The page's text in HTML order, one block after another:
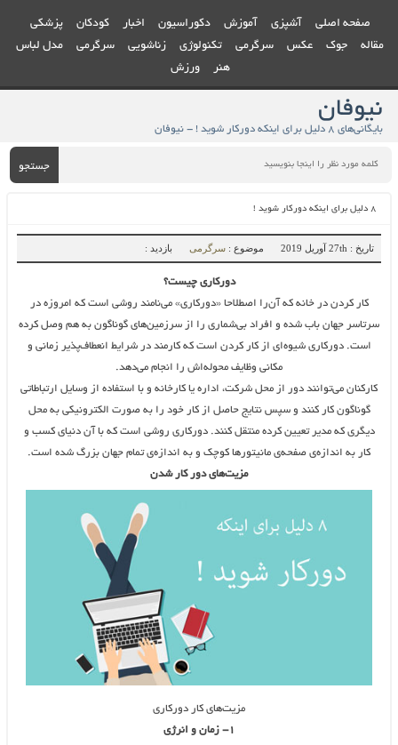
صفحه اصلی آشپزی آموزش دکوراسیون اخبار کودکان
پزشکی
مقاله
جوک عکس سرگرمی تکنولوژی زناشویی سرگرمی
مدل لباس
هنر
ورزش
نیوفان
بایگانی‌های 8 دلیل برای اینکه دورکار شوید ! - نیوفان
جستجو
۸ دلیل برای اینکه دورکار شوید !
تاریخ : 27th آوریل 2019 موضوع : سرگرمی بازدید :
دورکاری چیست؟
کار کردن در خانه که آن‌را اصطلاحا «دورکاری» می‌نامند روشی است که امروزه در
سرتاسر جهان باب شده و افراد بی‌شماری را از سرزمین‌های گوناگون به هم وصل کرده
است. دورکاری شیوه‌ای از کار کردن است که کارمند در شرایط انعطاف‌پذیر زمانی و
مکانی وظایف محوله‌اش را انجام می‌دهد.
کارکنان می‌توانند دور از محل شرکت، اداره یا کارخانه و با استفاده از وسایل ارتباطاتی
گوناگون کار کنند و سپس نتایج حاصل از کار خود را به صورت الکترونیکی به محل
دیگری که مدیر تعیین کرده منتقل کنند. دورکاری روشی است که با آن دنیای کسب و
کار به اندازه‌ی صفحه‌ی مانیتورها کوچک و به اندازه‌ی تمام جهان بزرگ شده است.
مزیت‌های دور کار شدن
مزیت‌های کار دورکاری
۱- زمان و انرژی